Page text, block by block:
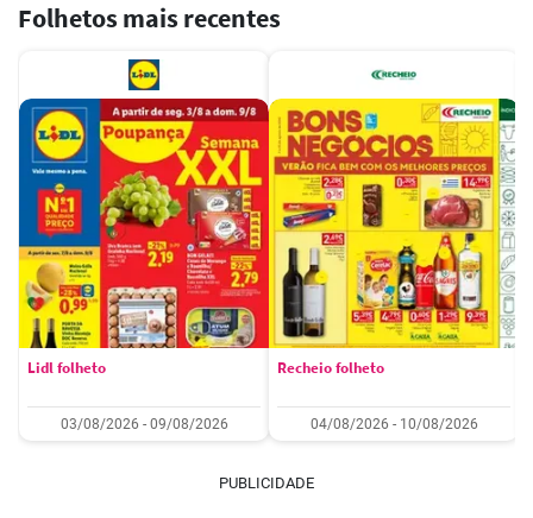
Folhetos mais recentes
Lidl folheto
03/08/2026 - 09/08/2026
Recheio folheto
04/08/2026 - 10/08/2026
PUBLICIDADE